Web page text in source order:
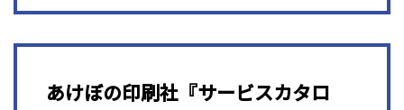
あけぼの印刷社『サービスカタロ